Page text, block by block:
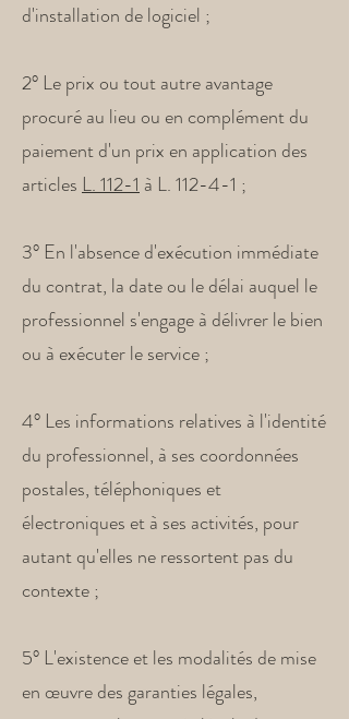
d'installation de logiciel ;
2° Le prix ou tout autre avantage
procuré au lieu ou en complément du
paiement d'un prix en application des
articles L. 112-1 à L. 112-4-1 ;
3° En l'absence d'exécution immédiate
du contrat, la date ou le délai auquel le
professionnel s'engage à délivrer le bien
ou à exécuter le service ;
4° Les informations relatives à l'identité
du professionnel, à ses coordonnées
postales, téléphoniques et
électroniques et à ses activités, pour
autant qu'elles ne ressortent pas du
contexte ;
5° L'existence et les modalités de mise
en œuvre des garanties légales,